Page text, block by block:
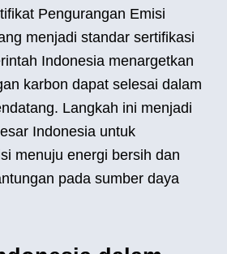
Pengurangan Emisi
menjadi standar sertifikasi
Indonesia menargetkan
karbon dapat selesai dalam
Langkah ini menjadi
Indonesia untuk
menuju energi bersih dan
pada sumber daya